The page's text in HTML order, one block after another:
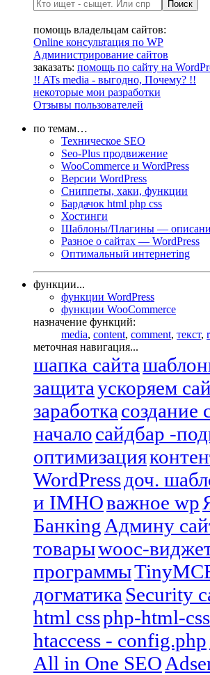
помощь владельцам сайтов:
Online консультация по WP
Администрирование сайтов
заказать: помощь по сайту на
!! ATs media - выгодно, Почему? !!
некоторые мои разработки
Отзывы пользователей
по темам…
Техническое SEO
Seo-Plus продвижение
WooCommerce и WordPress
Версии WordPress
Сниппеты, хаки, функции
Бардачок html php css
Хостинги
Шаблоны/Плагины —
Разное о сайтах — WordPress
Оптимальный интернетing
функции...
функции WordPress
функции WooCommerce
назначение функций:
media, content, comment, текст,
меточная навигация...
шапка сайта
защитаускоряем
заработка создание
началосайдбар -
оптимизация
WordPressдоч.
и IMHOважное wp
Банкing Админу
товарыwooc-
программы
догматика Security
html cssphp-html-css
htaccess - config.php
All in One SEO